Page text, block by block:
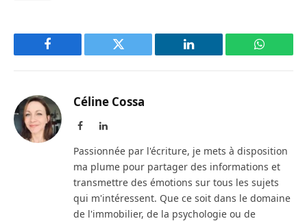
Facebook Twitter LinkedIn
Céline Cossa
FacebookLinkedIn
Passionnée par l'écriture, je mets à disposition
ma plume pour partager des informations et
transmettre des émotions sur tous les sujets
qui m'intéressent. Que ce soit dans le domaine
de l'immobilier, de la psychologie ou de